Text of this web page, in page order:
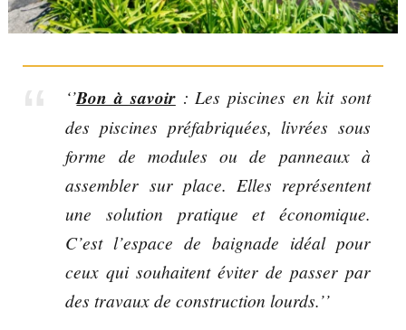
‘’Bon à savoir: Les piscines en kit sont
des piscines préfabriquées, livrées sous
forme de modules ou de panneaux à
assembler sur place. Elles représentent
une solution pratique et économique.
C’est l’espace de baignade idéal pour
ceux qui souhaitent éviter de passer par
des travaux de construction lourds.’’